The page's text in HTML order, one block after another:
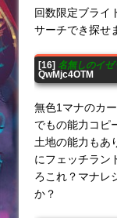
回数限定ブライ
サーチでき探せ
[16] 名無しのイゼ
QwMjc4OTM
無色1マナのカ
でもの能力コピ
土地の能力もあ
にフェッチラン
ろこれ？マナレ
か？